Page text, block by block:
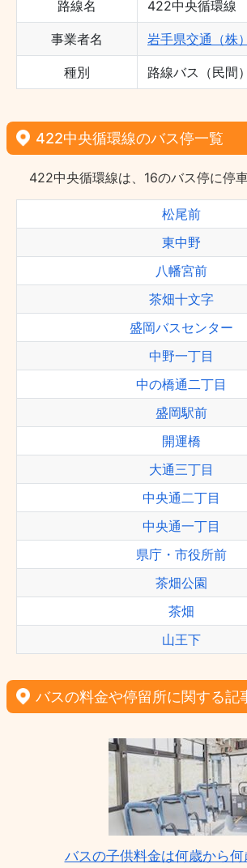
路線名 422中央循環線
事業者名 岩手県交通（株）
種別 路線バス（民間）
422中央循環線のバス停一覧
422中央循環線は、16のバス停に停車
松尾前
東中野
八幡宮前
茶畑十文字
盛岡バスセンター
中野一丁目
中の橋通二丁目
盛岡駅前
開運橋
大通三丁目
中央通二丁目
中央通一丁目
県庁・市役所前
茶畑公園
茶畑
山王下
バスの料金や停留所に関する記
バスの子供料金は何歳から何